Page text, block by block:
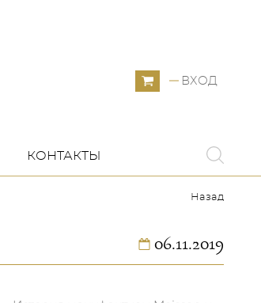
ВХОД
КОНТАКТЫ
Назад
06.11.2019